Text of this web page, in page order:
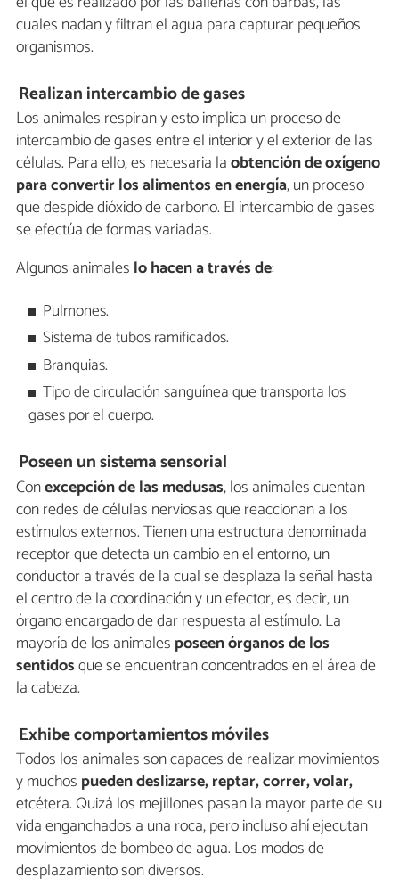
cuales nadan y filtran el agua para capturar pequeños
organismos.
Realizan intercambio de gases
Los animales respiran y esto implica un proceso de
intercambio de gases entre el interior y el exterior de las
células. Para ello, es necesaria laobtención de oxígeno
para convertir los alimentos en energía, un proceso
que despide dióxido de carbono. El intercambio de gases
se efectúa de formas variadas.
Algunos animales lo hacen a través de:
Pulmones.
Sistema de tubos ramificados.
Branquias.
Tipo de circulación sanguínea que transporta los
gases por el cuerpo.
Poseen un sistema sensorial
Conexcepción de las medusas, los animales cuentan
con redes de células nerviosas que reaccionan a los
estímulos externos. Tienen una estructura denominada
receptor que detecta un cambio en el entorno, un
conductor a través de la cual se desplaza la señal hasta
el centro de la coordinación y un efector, es decir, un
órgano encargado de dar respuesta al estímulo. La
mayoría de los animales poseen órganos de los
sentidosque se encuentran concentrados en el área de
la cabeza.
Exhibe comportamientos móviles
Todos los animales son capaces de realizar movimientos
y muchos pueden deslizarse, reptar, correr, volar,
etcétera. Quizá los mejillones pasan la mayor parte de su
vida enganchados a una roca, pero incluso ahí ejecutan
movimientos de bombeo de agua. Los modos de
desplazamiento son diversos.